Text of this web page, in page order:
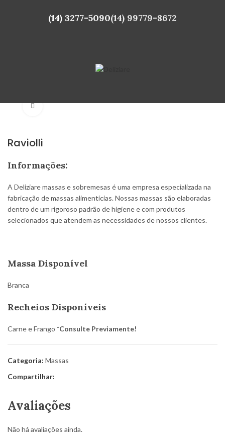
(14) 3277-5090(14) 99779-8672
Raviolli
Informações:
A Deliziare massas e sobremesas é uma empresa especializada na
fabricação de massas alimentícias. Nossas massas são elaboradas
dentro de um rigoroso padrão de higiene e com produtos
selecionados que atendem as necessidades de nossos clientes.
Massa Disponível
Branca
Recheios Disponíveis
Carne e Frango *Consulte Previamente!
Categoria: Massas
Compartilhar:
Avaliações
Não há avaliações ainda.